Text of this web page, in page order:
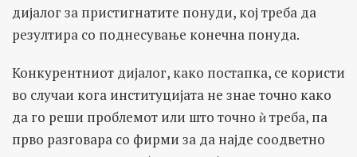
дијалог за пристигнатите понуди, кој треба да
резултира со поднесување конечна понуда.
Конкурентниот дијалог, како постапка, се користи
во случаи кога институцијата не знае точно како
да го реши проблемот или што точно ѝ треба, па
прво разговара со фирми за да најде соодветно